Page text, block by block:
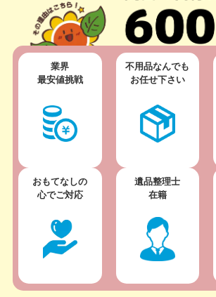
業界
最安値挑戦
不用品なんでも
お任せ下さい
おもてなしの
心でご対応
遺品整理士
在籍